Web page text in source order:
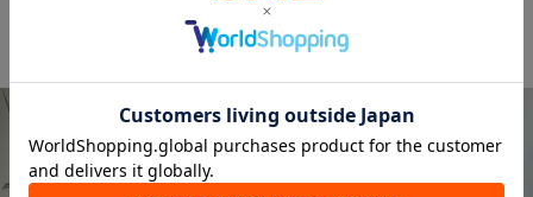
一部予約
CPCM
COOL撥水カーブパンツ